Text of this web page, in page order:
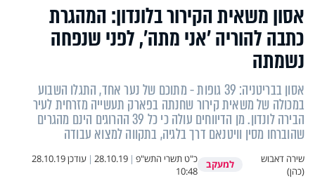
אסון משאית הקירור בלונדון: המהגרת
כתבה להוריה ’אני מתה’, לפני שנפחה
נשמתה
אסון בבריטניה: 39 גופות - מתוכם של נער אחד, התגלו השבוע
במכולה של משאית קירור שחנתה בפארק תעשייה מזרחית לעיר
הבירה לונדון. מן הדיווחים עולה כי כל 39 ההרוגים הינם מהגרים
שהוברחו מסין וויטנאם דרך בלגיה, בתקווה למצוא עבודה
שירה דאבוש
(כהן)
למעקב כ"ט תשרי התש"פ |
28.10.19
| עודכן28.10.19
10:48